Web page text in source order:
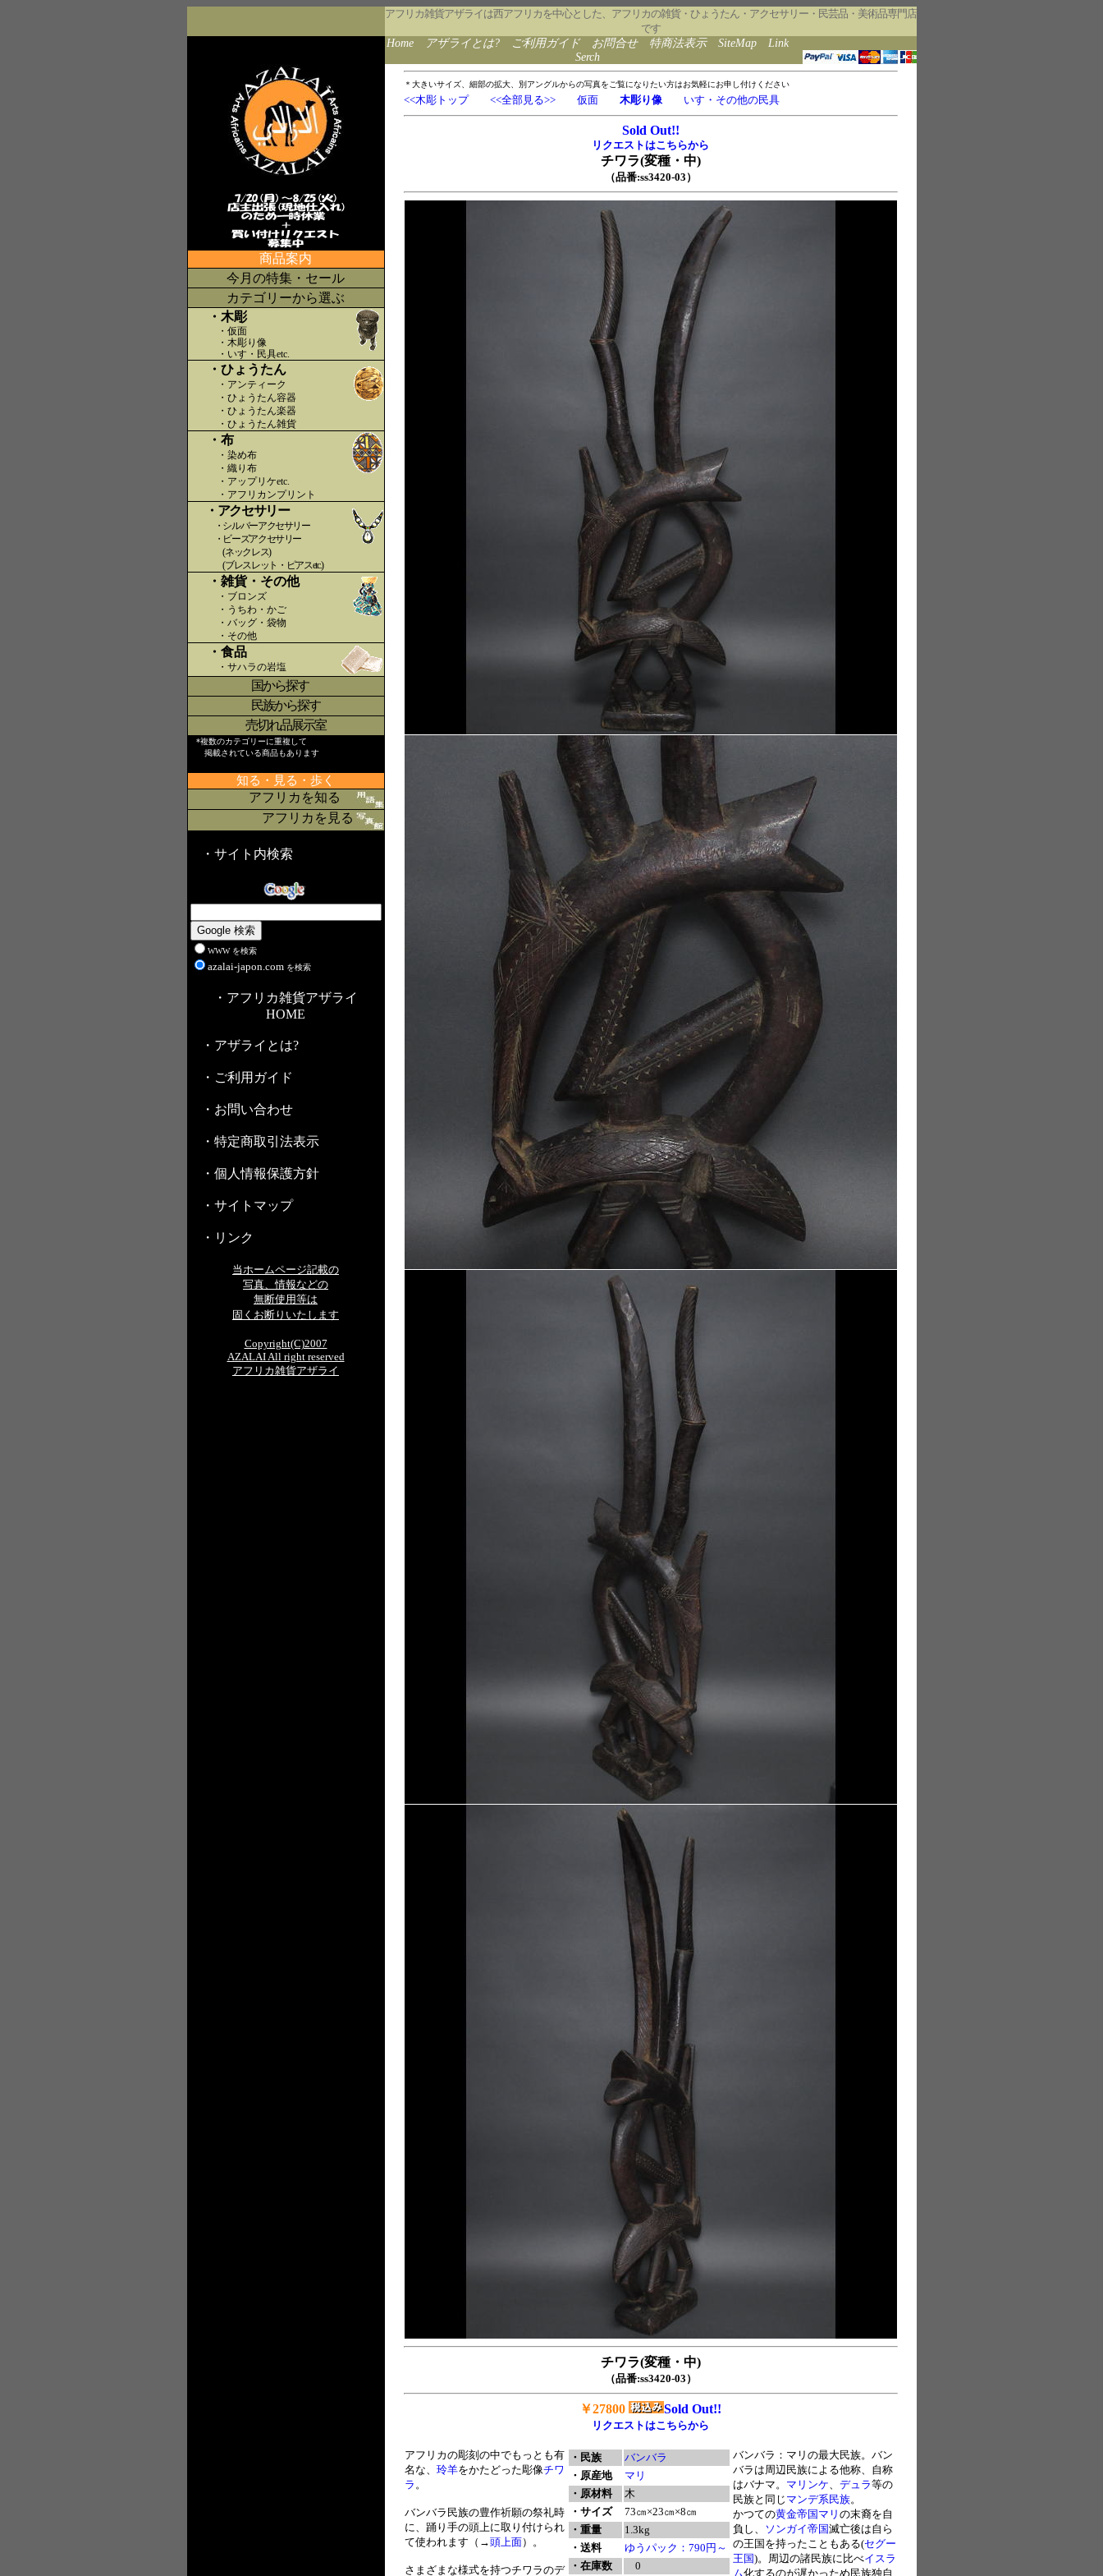
アフリカ雑貨アザライは西アフリカを中心とした、アフリカの雑貨・ひょうたん・アクセサリー・民芸品・美術品専門店
です
Home
アザライとは? ご利用ガイド お問合せ 特商法表示 SiteMap
Link
Serch
商品案内
今月の特集・セール
カテゴリーから選ぶ
・木彫
・仮面
・木彫り像
・いす・民具etc.
・ひょうたん
・アンティーク
・ひょうたん容器
・ひょうたん楽器
・ひょうたん雑貨
・布
・染め布
・織り布
・アップリケetc.
・アフリカンプリント
・アクセサリー
・シルバーアクセサリー
・ビーズアクセサリー
(ネックレス)
(ブレスレット・ピアスetc.)
・雑貨・その他
・ブロンズ
・うちわ・かご
・バッグ・袋物
・その他
・食品
・サハラの岩塩
国から探す〇
民族から探す
売切れ品展示室
*複数のカテゴリーに重複して
掲載されている商品もあります
知る・見る・歩く
アフリカを知る
アフリカを見る
・サイト内検索
WWW を検索
azalai-japon.com を検索
・アフリカ雑貨アザライ
HOME
・アザライとは?
・ご利用ガイド
・お問い合わせ
・特定商取引法表示
・個人情報保護方針
・サイトマップ
・リンク
当ホームページ記載の
写真、情報などの
無断使用等は
固くお断りいたします
Copyright(C)2007
AZALAI All right reserved
アフリカ雑貨アザライ
＊大きいサイズ、細部の拡大、別アングルからの写真をご覧になりたい方はお気軽にお申し付けください
<<木彫トップ <<全部見る>> 仮面 木彫り像 いす・その他の民具
Sold Out!!
リクエストはこちらから
チワラ(変種・中)
（品番:ss3420-03）
チワラ(変種・中)
（品番:ss3420-03）
￥27800 Sold Out!!
リクエストはこちらから
アフリカの彫刻の中でもっとも有
名な、 玲羊をかたどった彫像チワ
ラ 。
バンバラ民族の豊作祈願の祭礼時
に、踊り手の頭上に取り付けられ
て使われます（→頭上面）。
さまざまな様式を持つチワラのデ
・民族
バンバラ
・原産地
マリ
・原材料
木
・サイズ
73㎝×23㎝×8㎝
・重量
1.3kg
・送料
ゆうパック：790円～
・在庫数
0
バンバラ：マリの最大民族。バン
バラは周辺民族による他称、自称
はバナマ。 マリンケ、 デュラ等の
民族と同じ マンデ系民族。
かつての黄金帝国マリ の末裔を自
負し、
ソンガイ帝国滅亡後は自ら
の王国を持ったこともある(セグー
王国)。周辺の諸民族に比べイスラ
ム化するのが遅かっため民族独自